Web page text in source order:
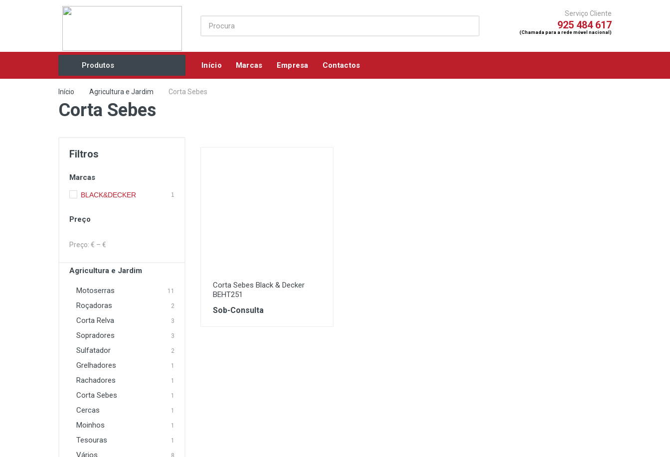
Serviço Cliente
925 484 617
(Chamada para a rede móvel nacional)
Acessórios / Consumíveis
Agricultura e Jardim
Grupos Geradores
Lavagem e Aspiração
Combustão
Proteção
Soldadura
Produtos Início Marcas Empresa Contactos
Início Agricultura e Jardim Corta Sebes
Corta Sebes
Filtros
Marcas
BLACK&DECKER 1
Preço
Preço: € – €
Agricultura e Jardim
Motoserras 11
Roçadoras 2
Corta Relva 3
Sopradores 3
Sulfatador 2
Grelhadores 1
Rachadores 1
Corta Sebes 1
Cercas 1
Moinhos 1
Tesouras 1
Vários 8
Corta Sebes Black & Decker
BEHT251
Sob-Consulta